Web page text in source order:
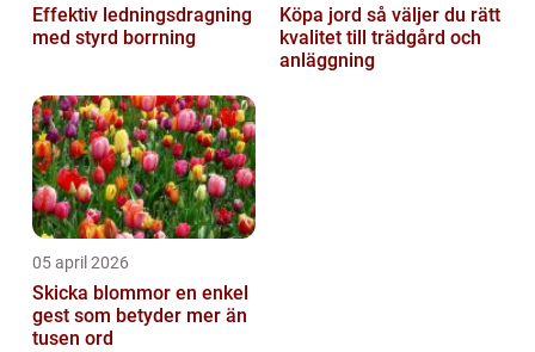
Effektiv ledningsdragning
med styrd borrning
Köpa jord så väljer du rätt
kvalitet till trädgård och
anläggning
05 april 2026
Skicka blommor en enkel
gest som betyder mer än
tusen ord